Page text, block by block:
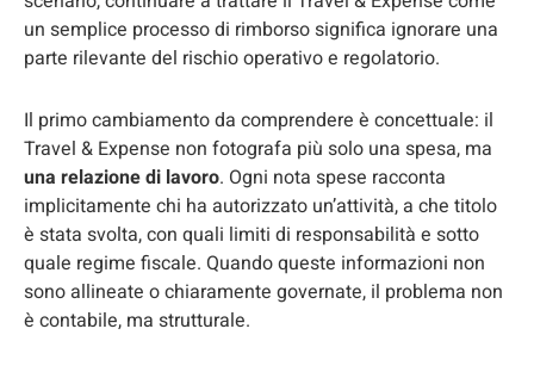
un semplice processo di rimborso significa ignorare una
parte rilevante del rischio operativo e regolatorio.
Il primo cambiamento da comprendere è concettuale: il
Travel & Expense non fotografa più solo una spesa, ma
una relazione di lavoro. Ogni nota spese racconta
implicitamente chi ha autorizzato un’attività, a che titolo
è stata svolta, con quali limiti di responsabilità e sotto
quale regime fiscale. Quando queste informazioni non
sono allineate o chiaramente governate, il problema non
è contabile, ma strutturale.